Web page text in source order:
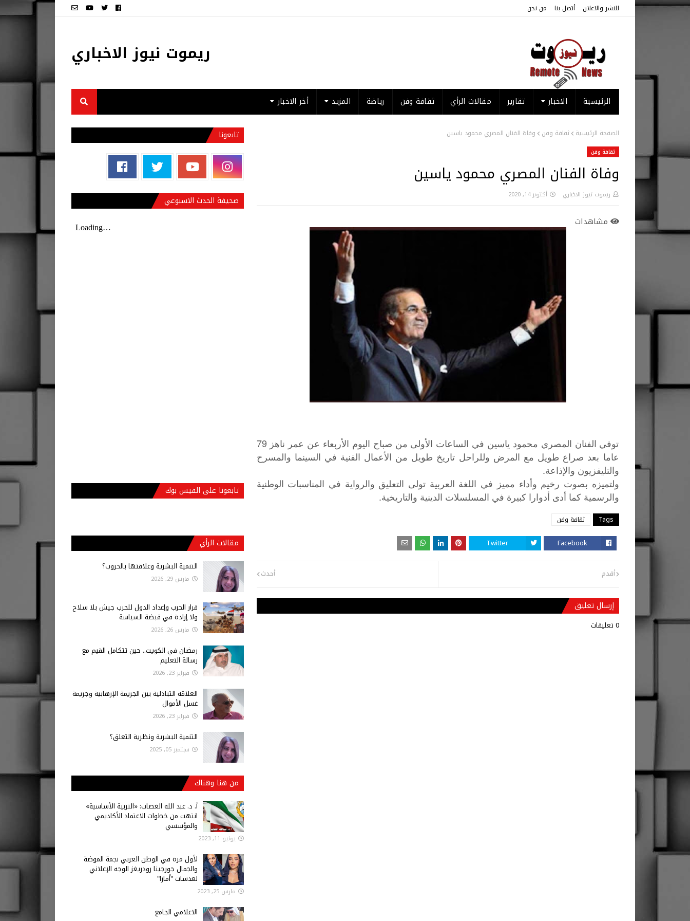
للنشر والاعلان أتصل بنا من نحن
ريموت نيوز الاخباري
الرئيسية الاخبار تقارير مقالات الرأي ثقافة وفن رياضة المزيد أخر الاخبار
الصفحة الرئيسية ثقافة وفن وفاة الفنان المصري محمود ياسين
ثقافة وفن
وفاة الفنان المصري محمود ياسين
ريموت نيوز الاخباري أكتوبر 14, 2020
مشاهدات
توفي الفنان المصري محمود ياسين في الساعات الأولى من صباح اليوم الأربعاء عن عمر ناهز 79
عاما بعد صراع طويل مع المرض وللراحل تاريخ طويل من الأعمال الفنية في السينما والمسرح
والتليفزيون والإذاعة.
ولتميزه بصوت رخيم وأداء مميز في اللغة العربية تولى التعليق والرواية في المناسبات الوطنية
والرسمية كما أدى أدوارا كبيرة في المسلسلات الدينية والتاريخية.
Tags ثقافة وفن
Facebook
Twitter
أحدث أقدم
إرسال تعليق
0 تعليقات
تابعونا
صحيفة الحدث الاسبوعي
تابعونا على الفيس بوك
مقالات الرأي
التنمية البشرية وعلاقتها بالحروب؟
مارس 29, 2026
قرار الحرب وإعداد الدول للحرب جيش بلا سلاح
ولا إرادة في قبضة السياسة
مارس 26, 2026
رمضان في الكويت.. حين تتكامل القيم مع
رسالة التعليم
فبراير 23, 2026
العلاقة التبادلية بين الجريمة الإرهابية وجريمة
غسل الأموال
فبراير 23, 2026
التنمية البشرية ونظرية التعلق؟
سبتمبر 05, 2025
من هنا وهناك
أ‌. د. عبد الله الغصاب: «التربية الأساسية»
انتهت من خطوات الاعتماد الأكاديمي
والمؤسسي
يونيو 11, 2023
لأول مرة في الوطن العربي نجمة الموضة
والجمال جورجينا رودريغز الوجه الإعلاني
لعدسات "أمارا"
مارس 25, 2023
الاعلامي الجامع